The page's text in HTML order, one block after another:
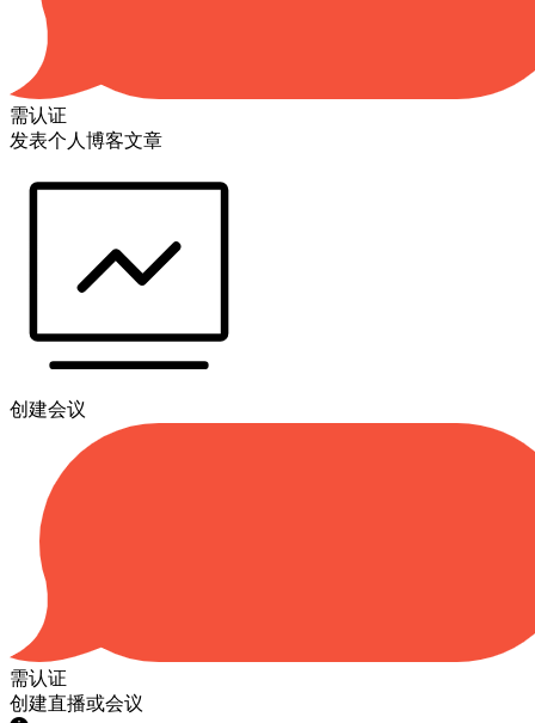
需认证
发表个人博客文章
创建会议
需认证
创建直播或会议